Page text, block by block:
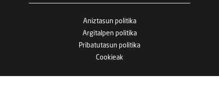
Aniztasun politika
Argitalpen politika
Pribatutasun politika
Cookieak